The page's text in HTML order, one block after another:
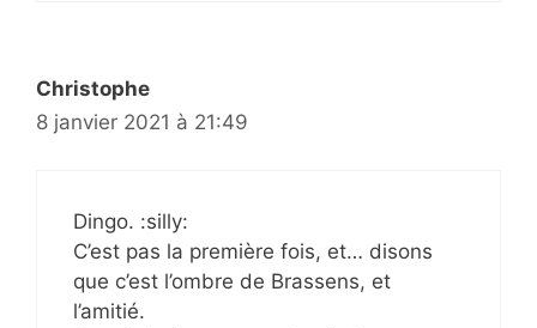
Christophe
8 janvier 2021 à 21:49
Dingo. :silly:
C’est pas la première fois, et… disons
que c’est l’ombre de Brassens, et
l’amitié.